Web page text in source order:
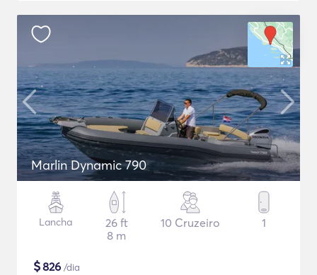
Marlin Dynamic 790
Lancha
26 ft
8 m
10 Cruzeiro 1
$826 /dia